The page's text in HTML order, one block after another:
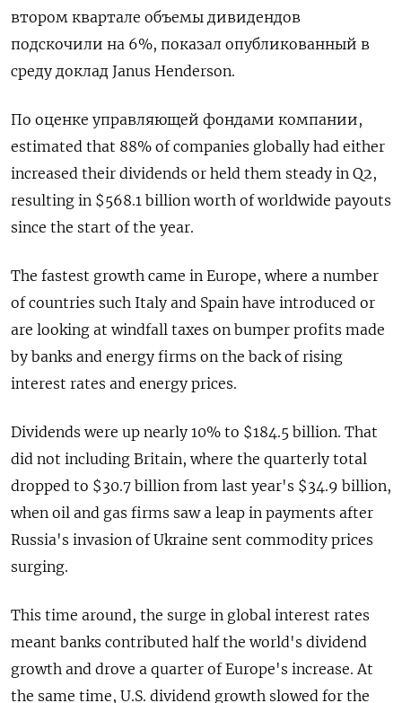
втором квартале объемы дивидендов
подскочили на 6%, показал опубликованный в
среду доклад Janus Henderson.
По оценке управляющей фондами компании,
estimated that 88% of companies globally had either
increased their dividends or held them steady in Q2,
resulting in $568.1 billion worth of worldwide payouts
since the start of the year.
The fastest growth came in Europe, where a number
of countries such Italy and Spain have introduced or
are looking at windfall taxes on bumper profits made
by banks and energy firms on the back of rising
interest rates and energy prices.
Dividends were up nearly 10% to $184.5 billion. That
did not including Britain, where the quarterly total
dropped to $30.7 billion from last year's $34.9 billion,
when oil and gas firms saw a leap in payments after
Russia's invasion of Ukraine sent commodity prices
surging.
This time around, the surge in global interest rates
meant banks contributed half the world's dividend
growth and drove a quarter of Europe's increase. At
the same time, U.S. dividend growth slowed for the